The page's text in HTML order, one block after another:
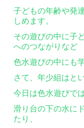
子どもの年齢や発
しめます。
その遊びの中に子
へのつながりなど
色水遊びの中にも
さて、年少組はと
今日は色水遊びで
滑り台の下の水に
たり、